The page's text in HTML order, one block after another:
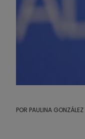
POR PAULINA GONZÁLEZ